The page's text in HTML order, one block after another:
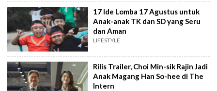
17 Ide Lomba 17 Agustus untuk
Anak-anak TK dan SD yang Seru
dan Aman
LIFESTYLE
Rilis Trailer, Choi Min-sik Rajin Jadi
Anak Magang Han So-hee di The
Intern